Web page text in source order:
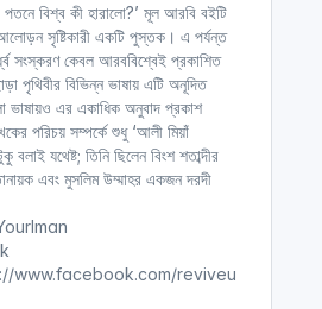
পতনে বিশ্ব কী হারালো?’ মূল আরবি বইটি
সৃষ্টিকারী একটি পুস্তক। এ পর্যন্ত
সংস্করণ কেবল আরববিশ্বেই প্রকাশিত
পৃথিবীর বিভিন্ন ভাষায় এটি অনূদিত
ভাষায়ও এর একাধিক অনুবাদ প্রকাশ
পরিচয় সম্পর্কে শুধু ‘আলী মিয়াঁ
যথেষ্ট; তিনি ছিলেন বিংশ শতাব্দীর
এবং মুসলিম উম্মাহর একজন দরদী
www.facebook.com/reviveu